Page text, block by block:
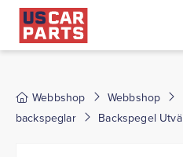
Webbshop Webbshop
backspeglar
Backspegel